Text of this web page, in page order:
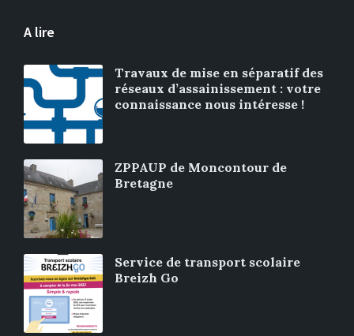
A lire
Travaux de mise en séparatif des
réseaux d’assainissement : votre
connaissance nous intéresse !
ZPPAUP de Moncontour de
Bretagne
Service de transport scolaire
Breizh Go